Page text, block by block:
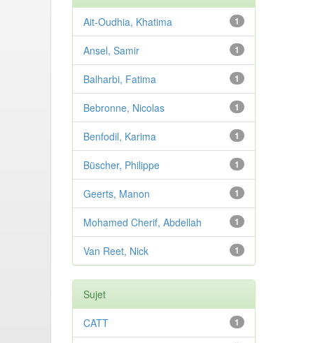
1
Ait-Oudhia, Khatima
1
Ansel, Samir
1
Balharbi, Fatima
1
Bebronne, Nicolas
1
Benfodil, Karima
1
Büscher, Philippe
1
Geerts, Manon
1
Mohamed Cherif, Abdellah
1
Van Reet, Nick
Sujet
1
CATT